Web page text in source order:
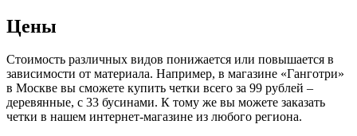
Цены
Стоимость различных видов понижается или повышается в
зависимости от материала. Например, в магазине «Ганготри»
в Москве вы сможете купить четки всего за 99 рублей –
деревянные, с 33 бусинами. К тому же вы можете заказать
четки в нашем интернет-магазине из любого региона.